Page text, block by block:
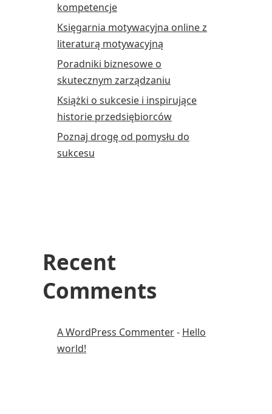
kompetencje
Księgarnia motywacyjna online z
literaturą motywacyjną
Poradniki biznesowe o
skutecznym zarządzaniu
Książki o sukcesie i inspirujące
historie przedsiębiorców
Poznaj drogę od pomysłu do
sukcesu
Recent
Comments
A WordPress Commenter- Hello
world!